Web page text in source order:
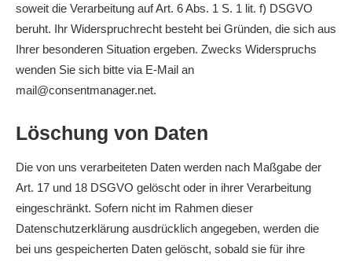
soweit die Verarbeitung auf Art. 6 Abs. 1 S. 1 lit. f) DSGVO
beruht. Ihr Widerspruchrecht besteht bei Gründen, die sich aus
Ihrer besonderen Situation ergeben. Zwecks Widerspruchs
wenden Sie sich bitte via E-Mail an
mail@consentmanager.net.
Löschung von Daten
Die von uns verarbeiteten Daten werden nach Maßgabe der
Art. 17 und 18 DSGVO gelöscht oder in ihrer Verarbeitung
eingeschränkt. Sofern nicht im Rahmen dieser
Datenschutzerklärung ausdrücklich angegeben, werden die
bei uns gespeicherten Daten gelöscht, sobald sie für ihre